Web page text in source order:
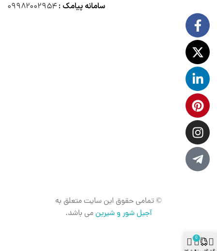
سامانه پیامک : ۰۹۹۸۲۰۰۲۹۵۴
© تمامی حقوق این سایت متعلق به
آجیل شور و شیرینمی باشد.
بستن
0